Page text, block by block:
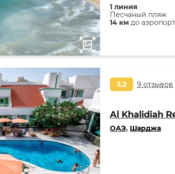
1 линия
Песчаный пляж
14 км до
3,2 9 отзывов
Al Khalidiah
ОАЭ, Шарджа